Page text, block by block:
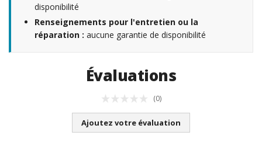
disponibilité
Renseignements pour l'entretien ou la
réparation : aucune garantie de disponibilité
Évaluations
(0)
Ajoutez votre évaluation